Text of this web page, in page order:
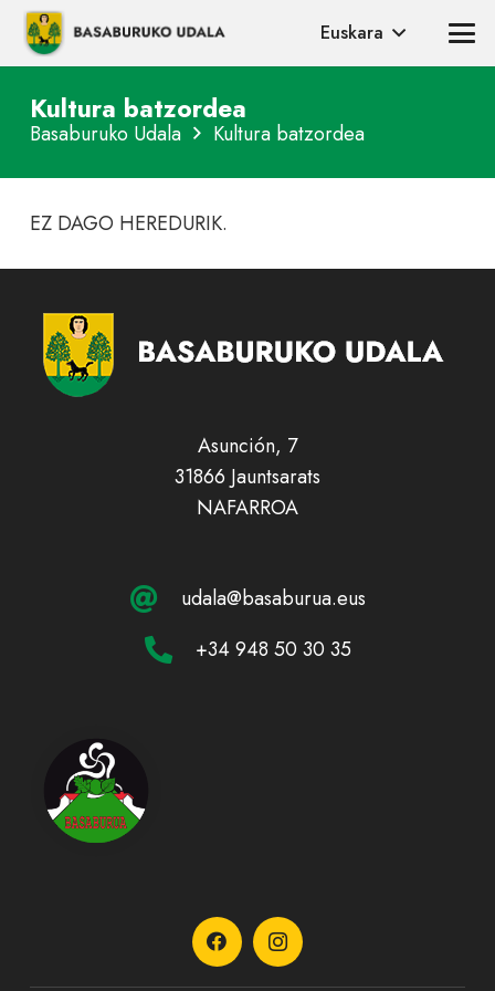
Euskara
Kultura batzordea
Basaburuko Udala Kultura batzordea
EZ DAGO HEREDURIK.
Asunción, 7
31866 Jauntsarats
NAFARROA
udala@basaburua.eus
+34 948 50 30 35